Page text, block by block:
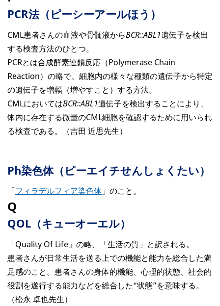
PCR法（ピーシーアールほう）
CML患者さんの血液や骨髄液からBCR::ABL1遺伝子を検出
する検査方法のひとつ。
PCRとは合成酵素連鎖反応（Polymerase Chain
Reaction）の略で、細胞内の様々な種類の遺伝子から特定
の遺伝子を増幅（増やすこと）する方法。
CMLにおいてはBCR::ABL1遺伝子を検出することにより、
体内に存在する微量のCML細胞を確認するために用いられ
る検査である。（吉田 近思先生）
Ph染色体（ピーエイチせんしょくたい）
「フィラデルフィア染色体」のこと。
Q
QOL（キューオーエル）
「Quality Of Life」の略、「生活の質」と訳される。
患者さんが日常生活を送る上での機能と能力を総合した満
足感のこと。患者さんの身体的機能、心理的状態、社会的
役割を遂行する能力などを総合した“状態”を意味する。
（松永 卓也先生）